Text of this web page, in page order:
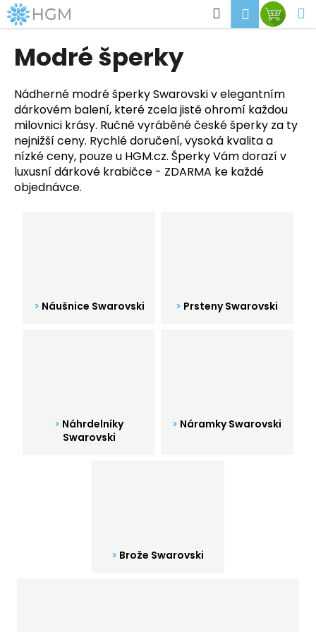
Přejít
na
obsah
Hledat
Modré šperky
Nádherné modré šperky Swarovski v elegantním
dárkovém balení, které zcela jistě ohromí každou
milovnici krásy. Ručně vyráběné české šperky za ty
nejnižší ceny. Rychlé doručení, vysoká kvalita a
nízké ceny, pouze u HGM.cz. Šperky Vám dorazí v
luxusní dárkové krabičce - ZDARMA ke každé
objednávce.
Náušnice Swarovski Prsteny Swarovski
Náhrdelníky
Swarovski
Náramky Swarovski
Brože Swarovski
K
o
o
p
o
t
ř
e